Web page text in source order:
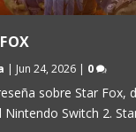
| Jun 24, 2026 | 0
sobre Star Fox,
Switch 2.